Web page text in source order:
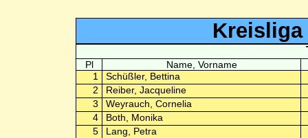
Kreisliga
Pl
Name, Vorname
1
Schüßler, Bettina
2
Reiber, Jacqueline
3
Weyrauch, Cornelia
4
Both, Monika
5
Lang, Petra